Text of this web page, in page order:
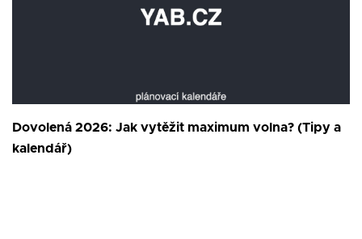
Dovolená 2026: Jak vytěžit maximum volna? (Tipy a
kalendář)